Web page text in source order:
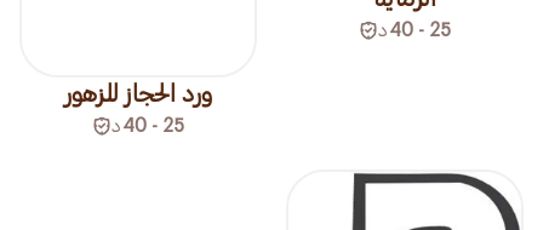
25 - 40 د
ورد الحجاز للزهور
25 - 40 د